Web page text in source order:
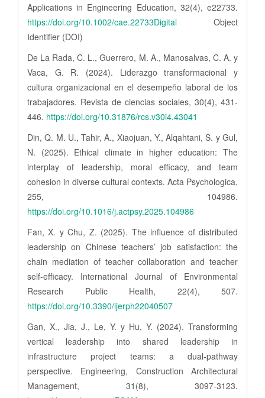
Applications in Engineering Education, 32(4), e22733.
https://doi.org/10.1002/cae.22733Digital Object
Identifier (DOI)
De La Rada, C. L., Guerrero, M. A., Manosalvas, C. A. y
Vaca, G. R. (2024). Liderazgo transformacional y
cultura organizacional en el desempeño laboral de los
trabajadores. Revista de ciencias sociales, 30(4), 431-
446. https://doi.org/10.31876/rcs.v30i4.43041
Din, Q. M. U., Tahir, A., Xiaojuan, Y., Alqahtani, S. y Gul,
N. (2025). Ethical climate in higher education: The
interplay of leadership, moral efficacy, and team
cohesion in diverse cultural contexts. Acta Psychologica,
255, 104986.
https://doi.org/10.1016/j.actpsy.2025.104986
Fan, X. y Chu, Z. (2025). The influence of distributed
leadership on Chinese teachers’ job satisfaction: the
chain mediation of teacher collaboration and teacher
self-efficacy. International Journal of Environmental
Research Public Health, 22(4), 507.
https://doi.org/10.3390/ijerph22040507
Gan, X., Jia, J., Le, Y. y Hu, Y. (2024). Transforming
vertical leadership into shared leadership in
infrastructure project teams: a dual-pathway
perspective. Engineering, Construction Architectural
Management, 31(8), 3097-3123.